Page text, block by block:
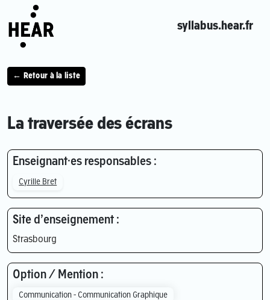
syllabus.hear.fr
← Retour à la liste
La traversée des écrans
Enseignant·es responsables :
Cyrille Bret
Site d’enseignement :
Strasbourg
Option / Mention :
Communication - Communication Graphique